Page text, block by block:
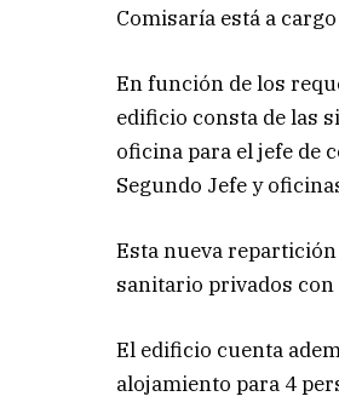
Comisaría está a
En función de los
edificio consta de las
oficina para el jefe de
Segundo Jefe y
Esta nueva
sanitario privados con
El edificio cuenta
alojamiento para 4